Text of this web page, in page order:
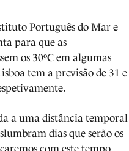
Português do Mar e
para que as
os 30ºC em algumas
tem a previsão de 31 e
a uma distância temporal
dias que serão os